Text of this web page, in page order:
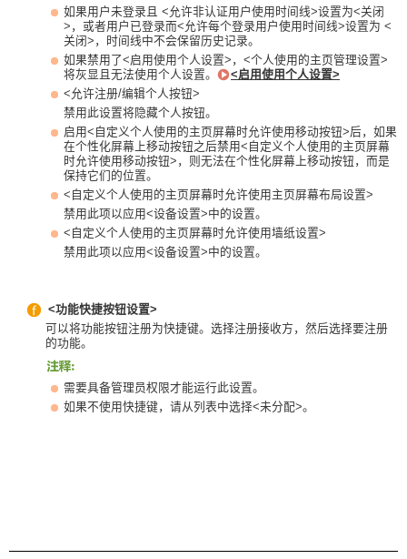
如果用户未登录且 <允许非认证用户使用时间线>设置为<关闭
>，或者用户已登录而<允许每个登录用户使用时间线>设置为 <
关闭>，时间线中不会保留历史记录。
如果禁用了<启用使用个人设置>，<个人使用的主页管理设置>
将灰显且无法使用个人设置。
<启用使用个人设置>
<允许注册/编辑个人按钮>
禁用此设置将隐藏个人按钮。
启用<自定义个人使用的主页屏幕时允许使用移动按钮>后，如果
在个性化屏幕上移动按钮之后禁用<自定义个人使用的主页屏幕
时允许使用移动按钮>，则无法在个性化屏幕上移动按钮，而是
保持它们的位置。
<自定义个人使用的主页屏幕时允许使用主页屏幕布局设置>
禁用此项以应用<设备设置>中的设置。
<自定义个人使用的主页屏幕时允许使用墙纸设置>
禁用此项以应用<设备设置>中的设置。
<功能快捷按钮设置>
可以将功能按钮注册为快捷键。选择注册接收方，然后选择要注册
的功能。
需要具备管理员权限才能运行此设置。
如果不使用快捷键，请从列表中选择<未分配>。